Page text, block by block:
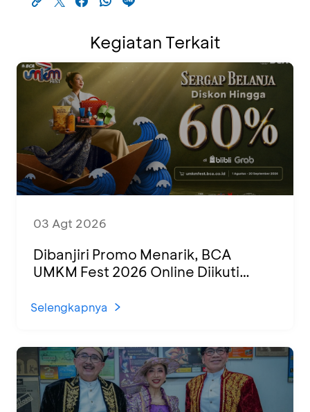
Kegiatan Terkait
03 Agt 2026
Dibanjiri Promo Menarik, BCA
UMKM Fest 2026 Online Diikuti
Selengkapnya